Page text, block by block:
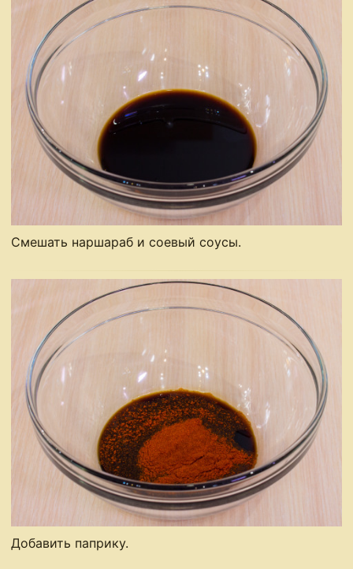
Смешать наршараб и соевый соусы.
Добавить паприку.